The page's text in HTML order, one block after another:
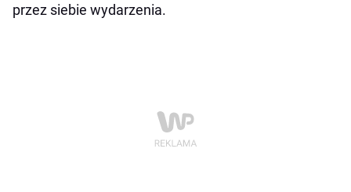
przez siebie wydarzenia.